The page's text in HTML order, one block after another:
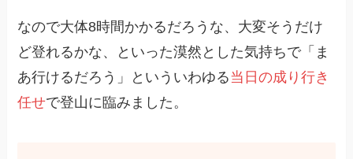
なので大体8時間かかるだろうな、大変そうだけ
ど登れるかな、といった漠然とした気持ちで「ま
あ行けるだろう」といういわゆる当日の成り行き
任せで登山に臨みました。